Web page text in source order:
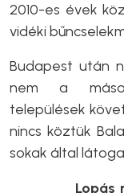
2010-es évek
vidéki
Budapest után
nem a
települések
nincs köztük
sokak által
Lopás